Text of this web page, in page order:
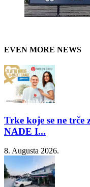
EVEN MORE NEWS
Trke koje se ne
NADE I...
8. Augusta 2026.